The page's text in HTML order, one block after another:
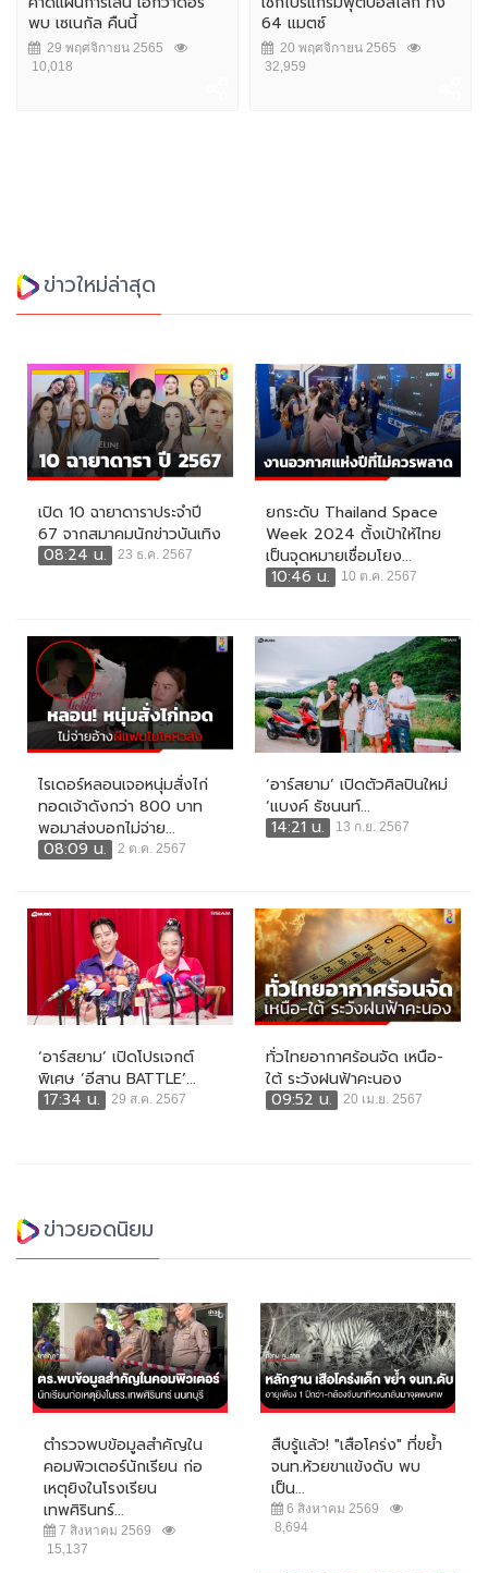
พบ เซเนกัล คืนนี้
29 พฤศจิกายน 2565
10,018
64 แมตซ์
20 พฤศจิกายน 2565
32,959
ข่าวใหม่ล่าสุด
เปิด 10 ฉายาดาราประจำปี
67 จากสมาคมนักข่าวบันเทิง
08:24 น.
23 ธ.ค. 2567
ยกระดับ Thailand Space
Week 2024 ตั้งเป้าให้ไทย
เป็นจุดหมายเชื่อมโยง...
10:46 น.
10 ต.ค. 2567
ไรเดอร์หลอนเจอหนุ่มสั่งไก่
ทอดเจ้าดังกว่า 800 บาท
พอมาส่งบอกไม่จ่าย...
08:09 น.
2 ต.ค. 2567
‘อาร์สยาม’ เปิดตัวศิลปินใหม่
‘แบงค์ ธัชนนท์...
14:21 น.
13 ก.ย. 2567
‘อาร์สยาม’ เปิดโปรเจกต์
พิเศษ ‘อีสาน BATTLE’...
17:34 น.
29 ส.ค. 2567
ทั่วไทยอากาศร้อนจัด เหนือ-
ใต้ ระวังฝนฟ้าคะนอง
09:52 น.
20 เม.ย. 2567
ข่าวยอดนิยม
ตำรวจพบข้อมูลสำคัญใน
คอมพิวเตอร์นักเรียน ก่อ
เหตุยิงในโรงเรียน
เทพศิรินทร์...
7 สิงหาคม 2569
15,137
สืบรู้แล้ว! "เสือโคร่ง" ที่ขย้ำ
จนท.ห้วยขาแข้งดับ พบ
เป็น...
6 สิงหาคม 2569
8,694